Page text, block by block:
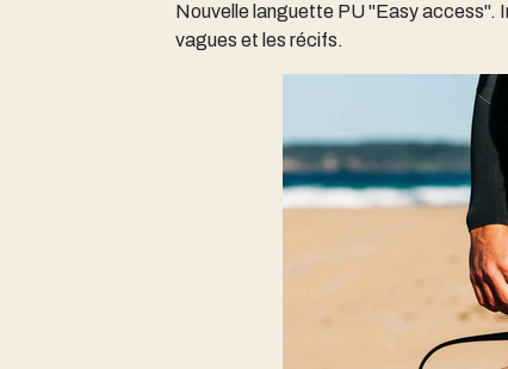
Nouvelle languette PU "Easy access".
vagues et les récifs.